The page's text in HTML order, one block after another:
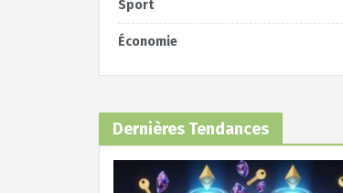
Sport
Économie
Dernières Tendances